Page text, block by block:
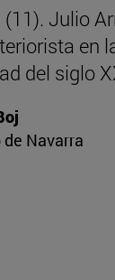
Julio
en
del siglo
Navarra